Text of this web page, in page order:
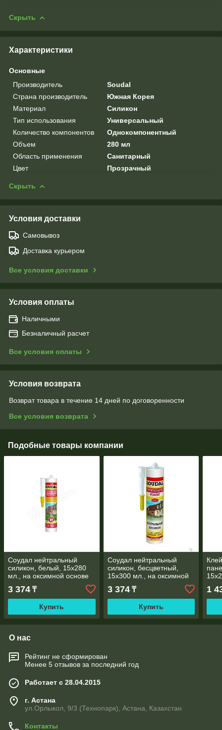
Скрыть
Характеристики
Основные
Производитель
Soudal
Страна производитель
Южная Корея
Материал
Силикон
Тип использования
Универсальный
Количество компонентов
Однокомпонентный
Объем
280 мл
Область применения
Санитарный
Цвет
Прозрачный
Скрыть
Условия доставки
Самовывоз
Доставка курьером
Все условия доставки
Условия оплаты
Наличными
Безналичный расчет
Все условия оплаты
Условия возврата
Возврат товара в течение 14 дней по договоренности
Все условия возврата
Подобные товары компании
Соудал нейтральный
силикон, белый, 15х280
мл., на оксимной основе
3 374 ₸
Купить
Соудал нейтральный
силикон, бесцветный,
15х300 мл., на оксимной
3 374₸
Купить
1
О нас
Рейтинг не сформирован
Менее 5 отзывов за последний год
Работает с 28.04.2015
г. Астана
ул.Орлыкол, 9/3 (Технопарк), Астана, Казахстан
Контакты